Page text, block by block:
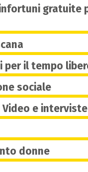
gratuite
per il tempo
sociale
Video e interviste
donne